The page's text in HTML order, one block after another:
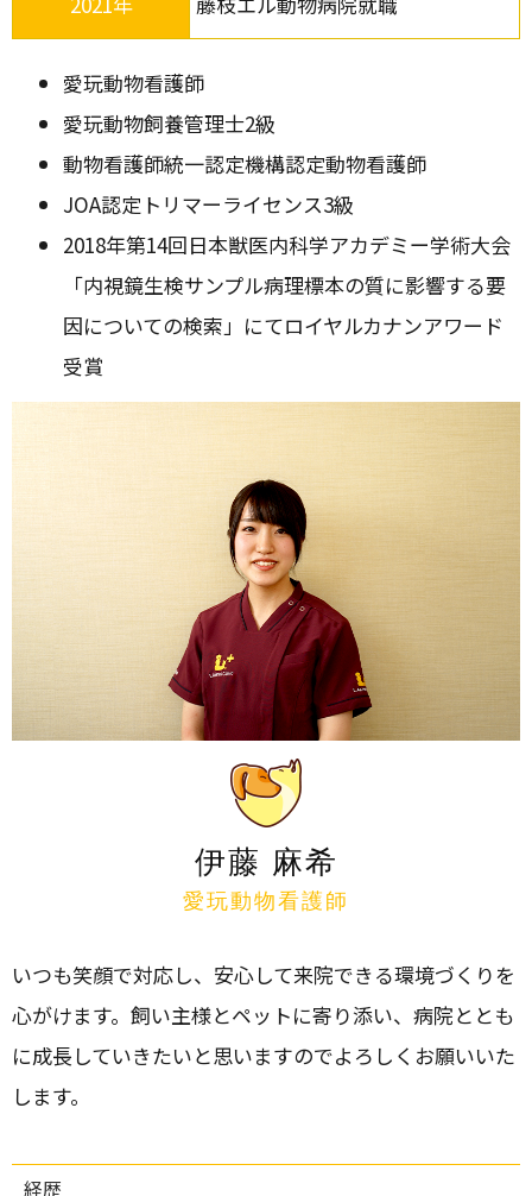
愛玩動物看護師
愛玩動物飼養管理士2級
動物看護師統一認定機構認定動物看護師
JOA認定トリマーライセンス3級
2018年第14回日本獣医内科学アカデミー学術大会
「内視鏡生検サンプル病理標本の質に影響する要
因についての検索」にてロイヤルカナンアワード
受賞
伊藤 麻希
愛玩動物看護師
いつも笑顔で対応し、安心して来院できる環境づくりを
心がけます。飼い主様とペットに寄り添い、病院ととも
に成長していきたいと思いますのでよろしくお願いいた
します。
経歴